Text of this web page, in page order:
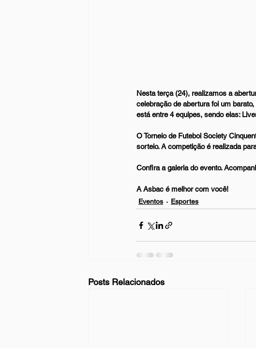
Nesta terça (24), realizamos a
celebração de abertura foi um
está entre 4 equipes, sendo elas:
O Torneio de Futebol Society
sorteio. A competição é realizada
Confira a galeria do evento.
A Asbac é melhor com você!
Eventos Esportes
Posts Relacionados